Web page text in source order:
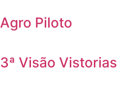
Agro Piloto
3ª Visão Vistorias